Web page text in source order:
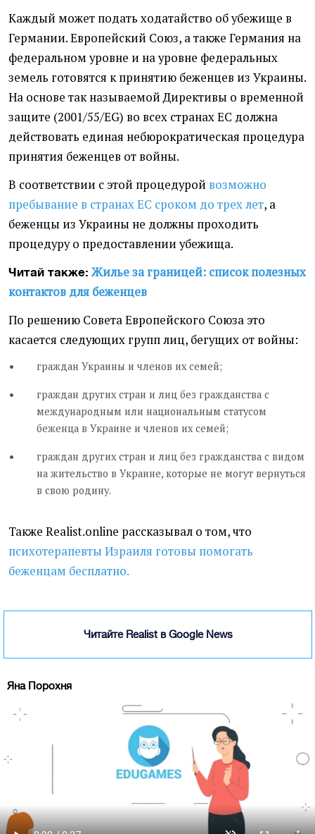
Каждый может подать ходатайство об убежище в
Германии. Европейский Союз, а также Германия на
федеральном уровне и на уровне федеральных
земель готовятся к принятию беженцев из Украины.
На основе так называемой Директивы о временной
защите (2001/55/EG) во всех странах ЕС должна
действовать единая небюрократическая процедура
принятия беженцев от войны.
В соответствии с этой процедурой возможно
пребывание в странах ЕС сроком до трех лет, а
беженцы из Украины не должны проходить
процедуру о предоставлении убежища.
Читай также: Жилье за границей: список полезных
контактов для беженцев
По решению Совета Европейского Союза это
касается следующих групп лиц, бегущих от войны:
граждан Украины и членов их семей;
граждан других стран и лиц без гражданства с
международным или национальным статусом
беженца в Украине и членов их семей;
граждан других стран и лиц без гражданства с видом
на жительство в Украине, которые не могут вернуться
в свою родину.
Также Realist.online рассказывал о том, что
психотерапевты Израиля готовы помогать
беженцам бесплатно.
Читайте Realist в Google News
Яна Порохня